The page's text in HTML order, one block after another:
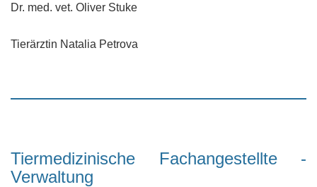
Dr. med. vet. Oliver Stuke
Tierärztin Natalia Petrova
Tiermedizinische Fachangestellte -
Verwaltung